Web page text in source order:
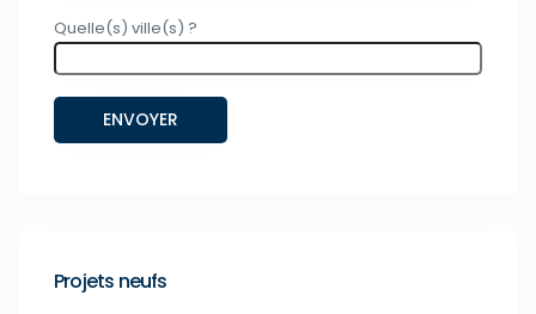
Quelle(s) ville(s) ?
Projets neufs